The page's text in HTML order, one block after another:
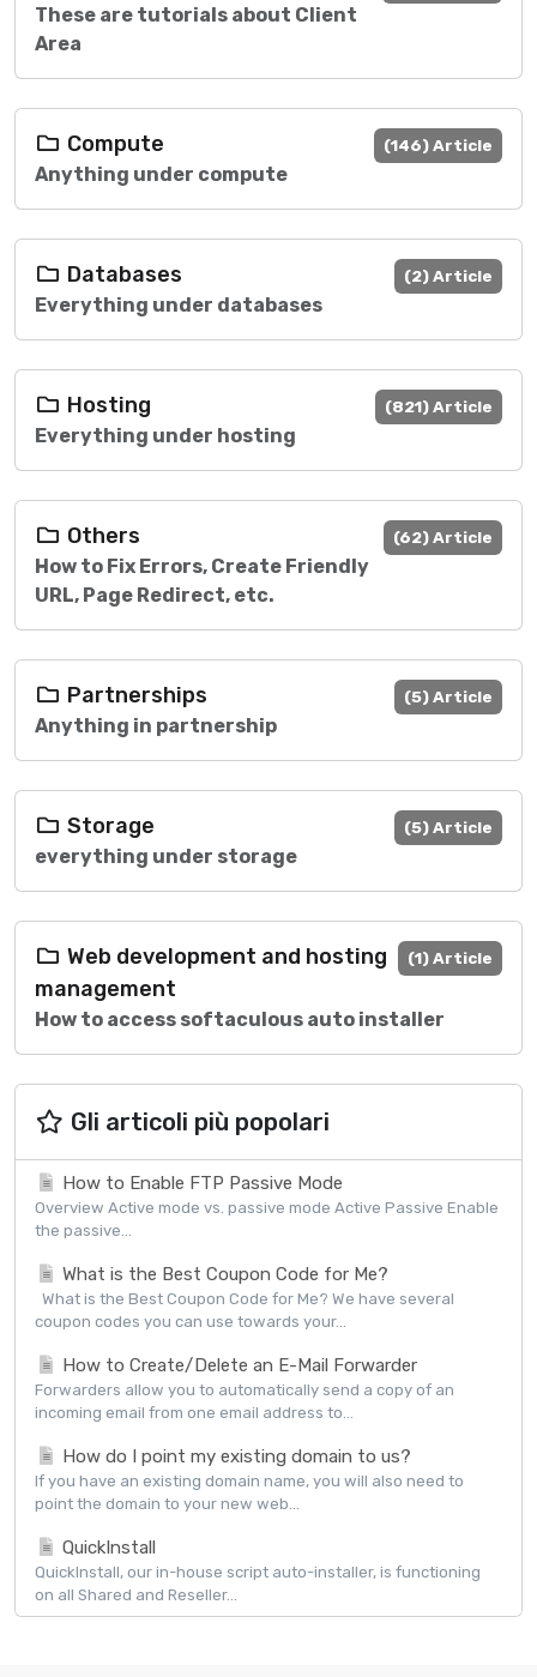
These are tutorials about Client
Area
(146) Article
Compute
Anything under compute
(2) Article
Databases
Everything under databases
(821) Article
Hosting
Everything under hosting
(62) Article
Others
How to Fix Errors, Create Friendly
URL, Page Redirect, etc.
(5) Article
Partnerships
Anything in partnership
(5) Article
Storage
everything under storage
(1) Article
Web development and hosting
management
How to access softaculous auto installer
Gli articoli più popolari
How to Enable FTP Passive Mode
Overview Active mode vs. passive mode Active Passive Enable
the passive...
What is the Best Coupon Code for Me?
What is the Best Coupon Code for Me? We have several
coupon codes you can use towards your...
How to Create/Delete an E-Mail Forwarder
Forwarders allow you to automatically send a copy of an
incoming email from one email address to...
How do I point my existing domain to us?
If you have an existing domain name, you will also need to
point the domain to your new web...
QuickInstall
QuickInstall, our in-house script auto-installer, is functioning
on all Shared and Reseller...